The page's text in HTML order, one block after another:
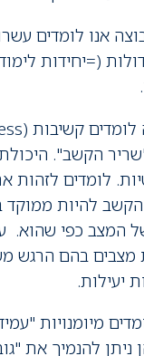
אנו לומדים
ל4 מודולות
הקשב".
לומדים
להיות ממוקד
המצב כפי שהוא.
מצבים בהם הרגש
יעילות.
מיומנויות
ניתן להנמיך את